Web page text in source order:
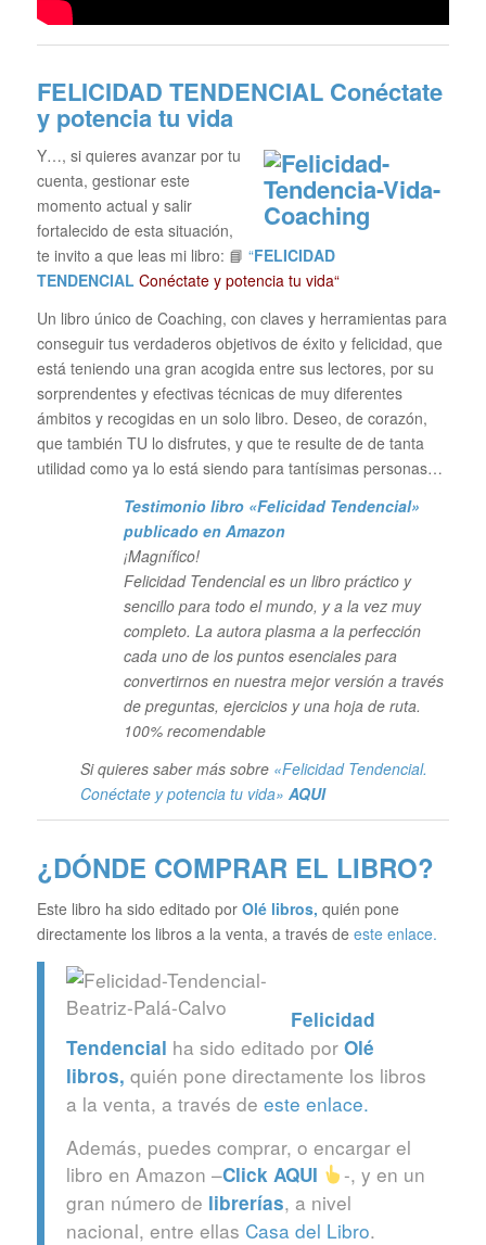
FELICIDAD TENDENCIAL Conéctate
y potencia tu vida
Y…, si quieres avanzar por tu
cuenta, gestionar este
momento actual y salir
fortalecido de esta situación,
te invito a que leas mi libro: 📘 “FELICIDAD
TENDENCIAL Conéctate y potencia tu vida“
Un libro único de Coaching, con claves y herramientas para
conseguir tus verdaderos objetivos de éxito y felicidad, que
está teniendo una gran acogida entre sus lectores, por su
sorprendentes y efectivas técnicas de muy diferentes
ámbitos y recogidas en un solo libro. Deseo, de corazón,
que también TU lo disfrutes, y que te resulte de de tanta
utilidad como ya lo está siendo para tantísimas personas…
Testimonio libro «Felicidad Tendencial»
publicado en Amazon
¡Magnífico!
Felicidad Tendencial es un libro práctico y
sencillo para todo el mundo, y a la vez muy
completo. La autora plasma a la perfección
cada uno de los puntos esenciales para
convertirnos en nuestra mejor versión a través
de preguntas, ejercicios y una hoja de ruta.
100% recomendable
Si quieres saber más sobre «Felicidad Tendencial.
Conéctate y potencia tu vida» AQUI
¿DÓNDE COMPRAR EL LIBRO?
Este libro ha sido editado por Olé libros, quién pone
directamente los libros a la venta, a través de este enlace.
Felicidad
Tendencial ha sido editado por Olé
libros, quién pone directamente los libros
a la venta, a través de este enlace.
Además, puedes comprar, o encargar el
libro en Amazon –Click AQUI
-, y en un
gran número de librerías, a nivel
nacional, entre ellas Casa del Libro.